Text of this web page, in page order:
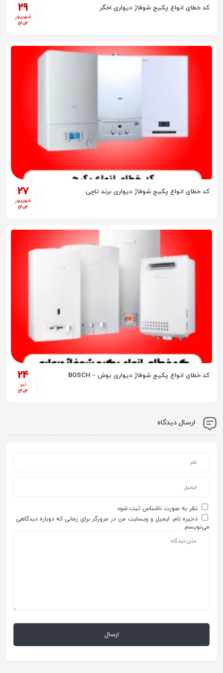
29
شهریور
1404
کد خطای انواع پکیج شوفاژ دیواری اخگر
27
شهریور
1404
کد خطای انواع پکیج شوفاژ دیواری برند تاچی
24
تیر
1404
کد خطای انواع پکیج شوفاژ دیواری بوش – BOSCH
ارسال دیدگاه
نظر به صورت ناشناس ثبت شود
ذخیره نام، ایمیل و وبسایت من در مرورگر برای زمانی که دوباره دیدگاهی
می‌نویسم.